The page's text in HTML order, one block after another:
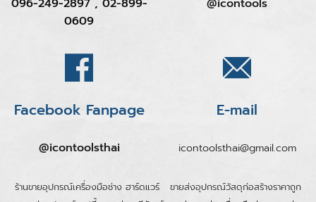
0609
Facebook Fanpage
@icontoolsthai
E-mail
icontoolsthai@gmail.com
ร้านขายอุปกรณ์เครื่องมือช่าง ฮาร์ดแวร์
ขายส่งอุปกรณ์วัสดุก่อสร้างราคาถูก